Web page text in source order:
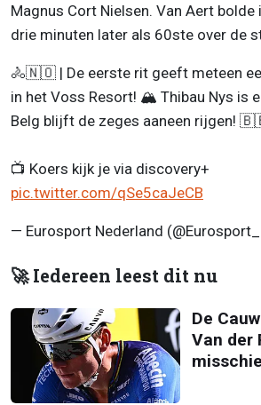
Magnus Cort Nielsen. Van Aert
drie minuten later als 60ste over de
🚴🇳🇴 | De eerste rit geeft meteen
in het Voss Resort! 🏔️ Thibau Nys is
Belg blijft de zeges aaneen rijgen!
📺 Koers kijk je via discovery+
pic.twitter.com/qSe5caJeCB
— Eurosport Nederland
🚀 Iedereen leest dit nu
De
Van der